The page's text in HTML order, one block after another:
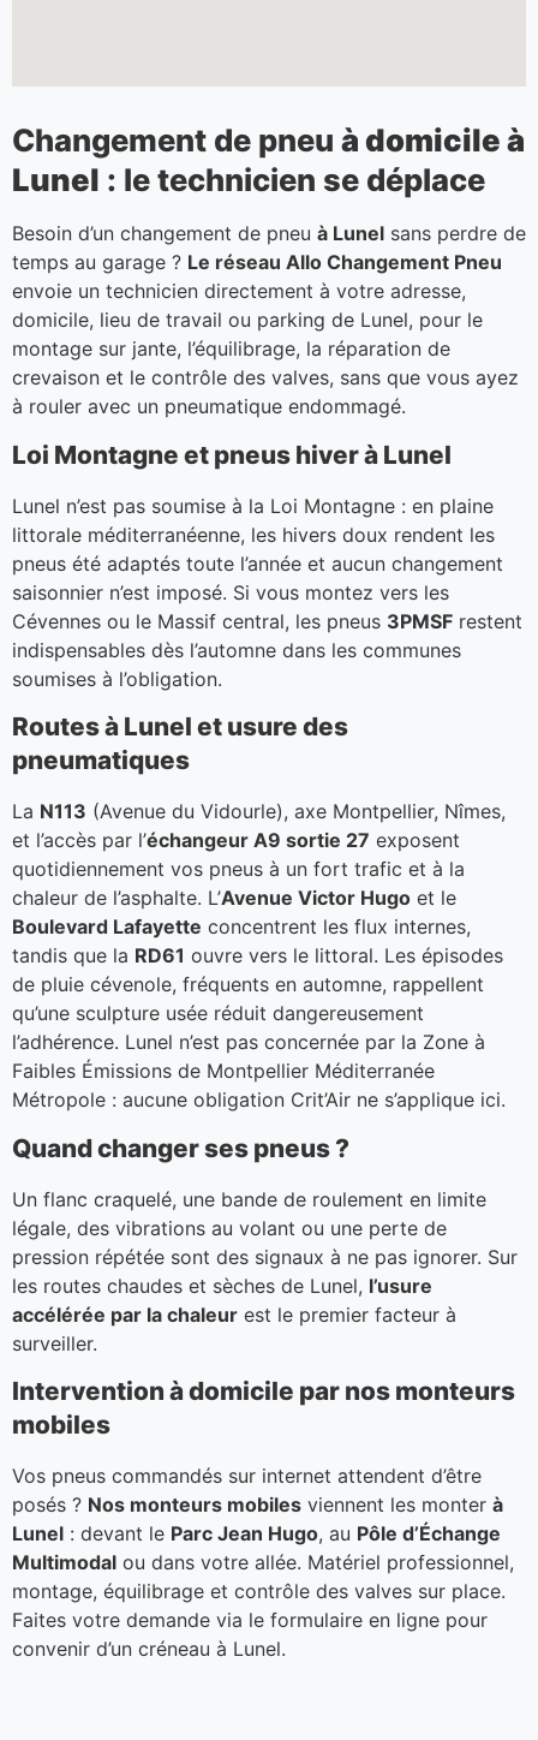
Changement de pneu à domicile à
Lunel : le technicien se déplace
Besoin d’un changement de pneu à Lunel sans perdre de
temps au garage ? Le réseau Allo Changement Pneu
envoie un technicien directement à votre adresse,
domicile, lieu de travail ou parking de Lunel, pour le
montage sur jante, l’équilibrage, la réparation de
crevaison et le contrôle des valves, sans que vous ayez
à rouler avec un pneumatique endommagé.
Loi Montagne et pneus hiver à Lunel
Lunel n’est pas soumise à la Loi Montagne : en plaine
littorale méditerranéenne, les hivers doux rendent les
pneus été adaptés toute l’année et aucun changement
saisonnier n’est imposé. Si vous montez vers les
Cévennes ou le Massif central, les pneus 3PMSF restent
indispensables dès l’automne dans les communes
soumises à l’obligation.
Routes à Lunel et usure des
pneumatiques
La N113 (Avenue du Vidourle), axe Montpellier, Nîmes,
et l’accès par l’échangeur A9 sortie 27 exposent
quotidiennement vos pneus à un fort trafic et à la
chaleur de l’asphalte. L’Avenue Victor Hugo et le
Boulevard Lafayette concentrent les flux internes,
tandis que la RD61 ouvre vers le littoral. Les épisodes
de pluie cévenole, fréquents en automne, rappellent
qu’une sculpture usée réduit dangereusement
l’adhérence. Lunel n’est pas concernée par la Zone à
Faibles Émissions de Montpellier Méditerranée
Métropole : aucune obligation Crit’Air ne s’applique ici.
Quand changer ses pneus ?
Un flanc craquelé, une bande de roulement en limite
légale, des vibrations au volant ou une perte de
pression répétée sont des signaux à ne pas ignorer. Sur
les routes chaudes et sèches de Lunel, l’usure
accélérée par la chaleur est le premier facteur à
surveiller.
Intervention à domicile par nos monteurs
mobiles
Vos pneus commandés sur internet attendent d’être
posés ? Nos monteurs mobiles viennent les monter à
Lunel : devant le Parc Jean Hugo, au Pôle d’Échange
Multimodal ou dans votre allée. Matériel professionnel,
montage, équilibrage et contrôle des valves sur place.
Faites votre demande via le formulaire en ligne pour
convenir d’un créneau à Lunel.